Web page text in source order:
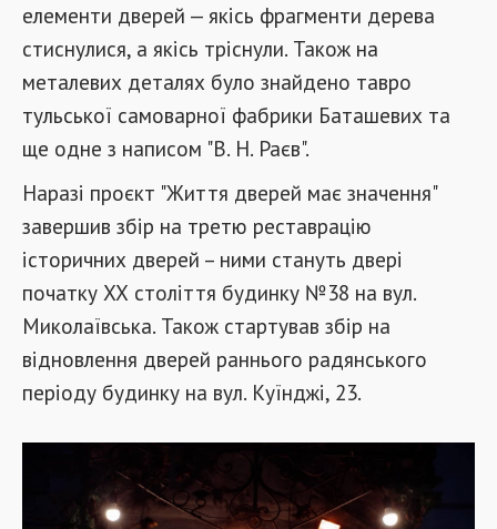
елементи дверей — якісь фрагменти дерева
стиснулися, а якісь тріснули. Також на
металевих деталях було знайдено тавро
тульської самоварної фабрики Баташевих та
ще одне з написом "В. Н. Раєв".
Наразі проєкт "Життя дверей має значення"
завершив збір на третю реставрацію
історичних дверей – ними стануть двері
початку ХХ століття будинку №38 на вул.
Миколаївська. Також стартував збір на
відновлення дверей раннього радянського
періоду будинку на вул. Куїнджі, 23.